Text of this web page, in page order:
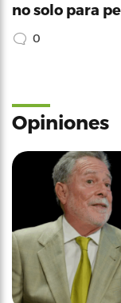
no solo para
0
Opiniones